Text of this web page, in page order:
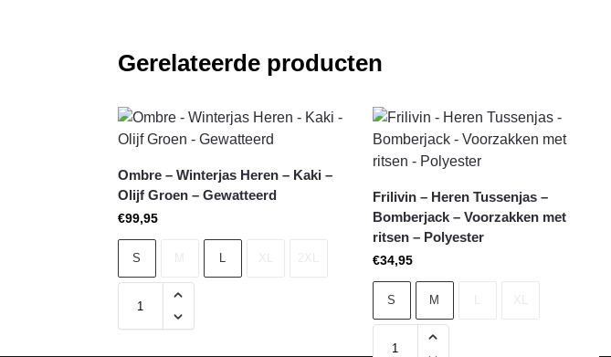
Gerelateerde producten
Ombre – Winterjas Heren – Kaki –
Olijf Groen – Gewatteerd
€99,95
S L
Frilivin – Heren Tussenjas –
Bomberjack – Voorzakken met
ritsen – Polyester
€34,95
S M